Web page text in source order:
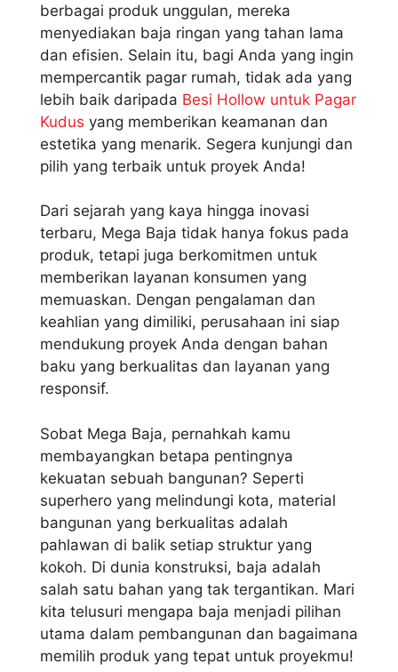
berbagai produk unggulan, mereka
menyediakan baja ringan yang tahan lama
dan efisien. Selain itu, bagi Anda yang ingin
mempercantik pagar rumah, tidak ada yang
lebih baik daripada Besi Hollow untuk Pagar
Kudus yang memberikan keamanan dan
estetika yang menarik. Segera kunjungi dan
pilih yang terbaik untuk proyek Anda!
Dari sejarah yang kaya hingga inovasi
terbaru, Mega Baja tidak hanya fokus pada
produk, tetapi juga berkomitmen untuk
memberikan layanan konsumen yang
memuaskan. Dengan pengalaman dan
keahlian yang dimiliki, perusahaan ini siap
mendukung proyek Anda dengan bahan
baku yang berkualitas dan layanan yang
responsif.
Sobat Mega Baja, pernahkah kamu
membayangkan betapa pentingnya
kekuatan sebuah bangunan? Seperti
superhero yang melindungi kota, material
bangunan yang berkualitas adalah
pahlawan di balik setiap struktur yang
kokoh. Di dunia konstruksi, baja adalah
salah satu bahan yang tak tergantikan. Mari
kita telusuri mengapa baja menjadi pilihan
utama dalam pembangunan dan bagaimana
memilih produk yang tepat untuk proyekmu!